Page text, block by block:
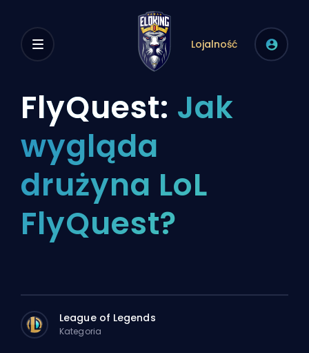
Lojalność
FlyQuest: Jak
wygląda
drużyna LoL
FlyQuest?
League of Legends
Kategoria